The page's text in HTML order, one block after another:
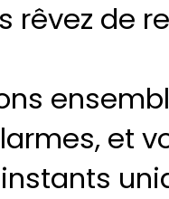
rêvez de
et